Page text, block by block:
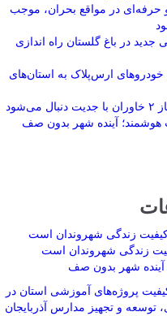
حرفه‌ای در مواقع بحران، موجب
در باغ گلستان راه اندازی
خودروهای ارس‌پلاک به استان‌های
هوشمند؛ آینده شهر بدون صف
زندگی شهروندان است
آینده شهر بدون صف
پروژه‌های آموزشی استان در
توسعه و تجهیز مدارس آذربایجان